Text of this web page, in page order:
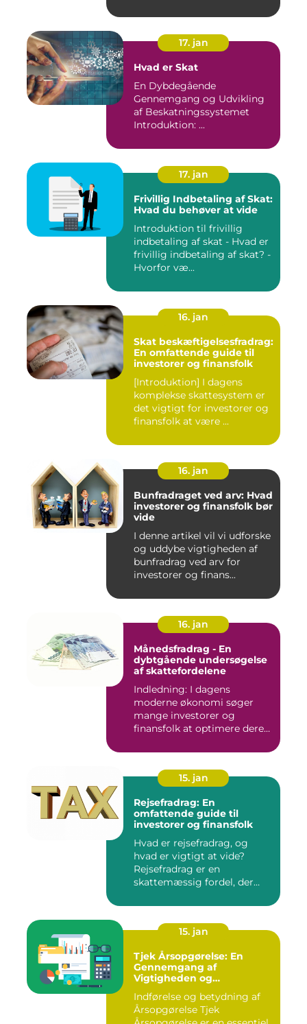
17. jan
Hvad er Skat
En Dybdegående
Gennemgang og Udvikling
af Beskatningssystemet
Introduktion: ...
17. jan
Frivillig Indbetaling af Skat:
Hvad du behøver at vide
Introduktion til frivillig
indbetaling af skat - Hvad er
frivillig indbetaling af skat? -
Hvorfor væ...
16. jan
Skat beskæftigelsesfradrag:
En omfattende guide til
investorer og finansfolk
[Introduktion] I dagens
komplekse skattesystem er
det vigtigt for investorer og
finansfolk at være ...
16. jan
Bunfradraget ved arv: Hvad
investorer og finansfolk bør
vide
I denne artikel vil vi udforske
og uddybe vigtigheden af
bunfradrag ved arv for
investorer og finans...
16. jan
Månedsfradrag - En
dybtgående undersøgelse
af skattefordelene
Indledning: I dagens
moderne økonomi søger
mange investorer og
finansfolk at optimere deres
15. jan
Rejsefradrag: En
omfattende guide til
investorer og finansfolk
Hvad er rejsefradrag, og
hvad er vigtigt at vide?
Rejsefradrag er en
skattemæssig fordel, der
15. jan
Tjek Årsopgørelse: En
Gennemgang af
Vigtigheden og
Indførelse og betydning af
Årsopgørelse Tjek